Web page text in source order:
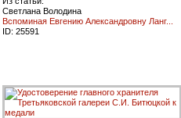
Светлана Володина
Вспоминая Евгению Александровну Ланг...
ID: 25591